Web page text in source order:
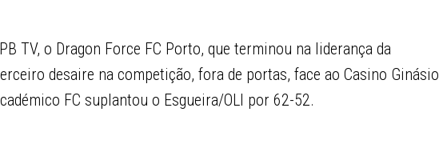
TV, o Dragon Force FC Porto, que terminou na liderança da
desaire na competição, fora de portas, face ao Casino Ginásio
FC suplantou o Esgueira/OLI por 62-52.